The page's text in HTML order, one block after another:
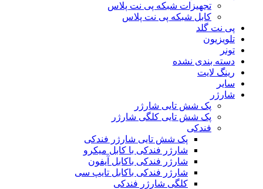
تجهیزات شبکه پی نت پلاس
کابل شبکه پی نت پلاس
پی نت گلد
تلویزیون
تونر
دسته بندی نشده
رینگ لایت
سایر
شارژر
پک شش تایی شارژر
پک شش تایی کلگی شارژر
فندکی
پک شش تایی شارژر فندکی
شارژر فندکی با کابل میکرو
شارژر فندکی باکابل آیفون
شارژر فندکی باکابل تایپ سی
کلگی شارژر فندکی